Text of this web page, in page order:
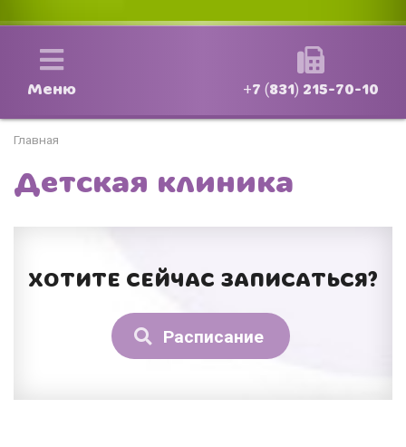
Меню +7 (831) 215-70-10
Главная
Детская клиника
ХОТИТЕ СЕЙЧАС ЗАПИСАТЬСЯ?
Расписание